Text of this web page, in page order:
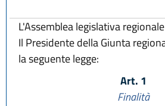
L'Assemblea legislativa
Il Presidente della Giunta
la seguente legge:
Art. 1
Finalità